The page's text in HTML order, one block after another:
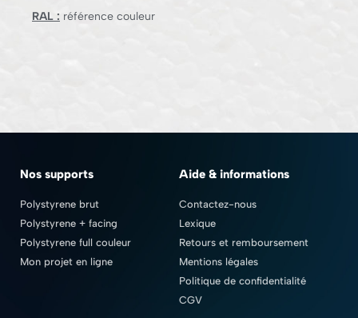
RAL : référence couleur
Nos supports
Polystyrene brut
Polystyrene + facing
Polystyrene full couleur
Mon projet en ligne
Aide & informations
Contactez-nous
Lexique
Retours et remboursement
Mentions légales
Politique de confidentialité
CGV